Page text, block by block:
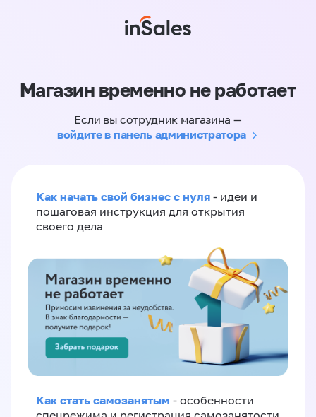
Магазин временно не работает
Если вы сотрудник магазина —
войдите в панель администратора
Как начать свой бизнес с нуля - идеи и
пошаговая инструкция для открытия
своего дела
Как стать самозанятым - особенности